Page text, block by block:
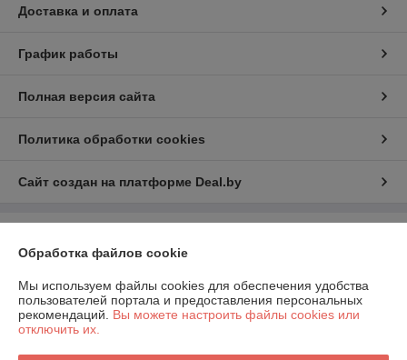
Доставка и оплата
График работы
Полная версия сайта
Политика обработки cookies
Сайт создан на платформе Deal.by
предприниматель Шаршавицкий Дмитрий Валерьевич
220033, г.Минск, пр-т Партизанский, 19а-6
Регистрационный номер ЕГР: 192409619
УНП: 192409619
Обработка файлов cookie
Мы используем файлы cookies для обеспечения удобства
пользователей портала и предоставления персональных
рекомендаций. Вы можете настроить файлы cookies или
отключить их.